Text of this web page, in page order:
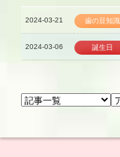
2024-03-21 歯の豆知識
2024-03-06 誕生日